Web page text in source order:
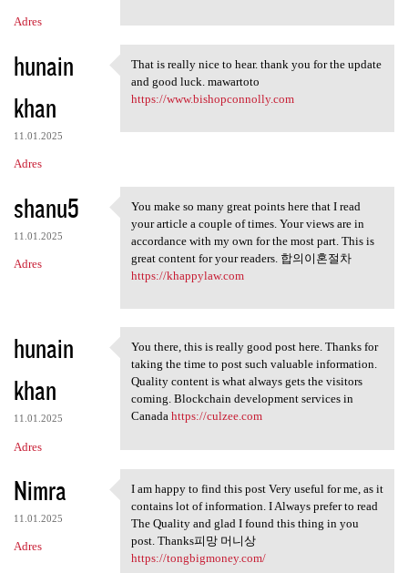
Adres
hunain
khan
11.01.2025
Adres
That is really nice to hear.
That is really nice to hear. thank you for the update
and good luck. mawartoto
https://www.bishopconnolly.com
shanu5
11.01.2025
Adres
You make so many great points
You make so many great points here that I read
your article a couple of times. Your views are in
accordance with my own for the most part. This is
great content for your readers. 합의이혼절차
https://khappylaw.com
hunain
khan
11.01.2025
Adres
You there, this is really
You there, this is really good post here. Thanks for
taking the time to post such valuable information.
Quality content is what always gets the visitors
coming. Blockchain development services in
Canada https://culzee.com
Nimra
11.01.2025
Adres
I am happy to find this post
I am happy to find this post Very useful for me, as it
contains lot of information. I Always prefer to read
The Quality and glad I found this thing in you
post. Thanks피망 머니상
https://tongbigmoney.com/